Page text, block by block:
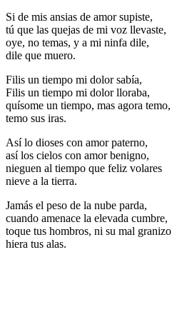
Si de mis ansias de amor supiste,
tú que las quejas de mi voz llevaste,
oye, no temas, y a mi ninfa dile,
dile que muero.
Filis un tiempo mi dolor sabía,
Filis un tiempo mi dolor lloraba,
quísome un tiempo, mas agora temo,
temo sus iras.
Así lo dioses con amor paterno,
así los cielos con amor benigno,
nieguen al tiempo que feliz volares
nieve a la tierra.
Jamás el peso de la nube parda,
cuando amenace la elevada cumbre,
toque tus hombros, ni su mal granizo
hiera tus alas.